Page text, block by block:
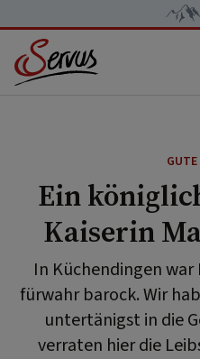
Ein
Kaiserin
In Küchendingen war
fürwahr barock. Wir
untertänigst in die
verraten hier die